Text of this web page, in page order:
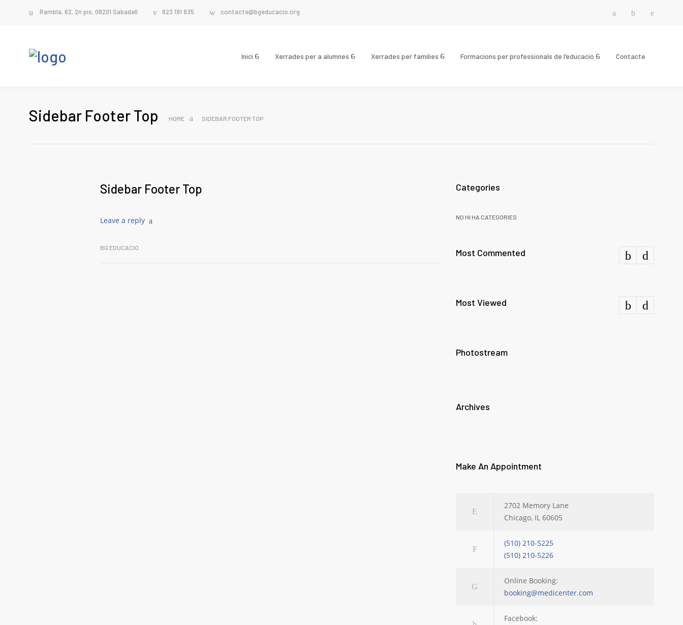
Rambla, 62, 2n pis, 08201 Sabadell 623 191 835 contacte@bgeducacio.org
Inici Xerrades per a alumnes Xerrades per famílies Formacions per professionals de l’educació Contacte
Sidebar Footer Top HOME SIDEBAR FOOTER TOP
Sidebar Footer Top
Leave a reply
BG EDUCACIO
Categories
NO HI HA CATEGORIES
Most Commented
Most Viewed
Photostream
Archives
Make An Appointment
2702 Memory Lane
Chicago, IL 60605
(510) 210-5225
(510) 210-5226
Online Booking:
booking@medicenter.com
Facebook: